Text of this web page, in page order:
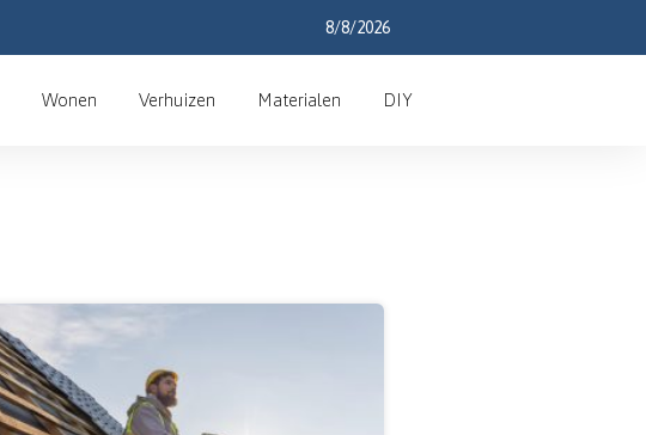
8/8/2026
Wonen Verhuizen Materialen DIY